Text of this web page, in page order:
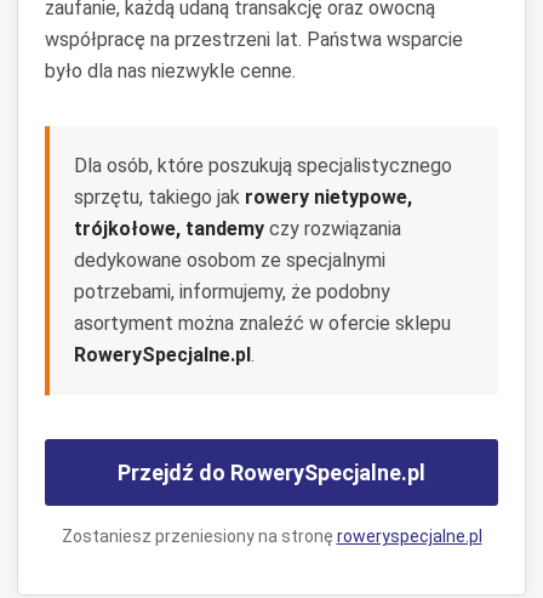
zaufanie, każdą udaną transakcję oraz owocną
współpracę na przestrzeni lat. Państwa wsparcie
było dla nas niezwykle cenne.
Dla osób, które poszukują specjalistycznego
sprzętu, takiego jak rowery nietypowe,
trójkołowe, tandemy czy rozwiązania
dedykowane osobom ze specjalnymi
potrzebami, informujemy, że podobny
asortyment można znaleźć w ofercie sklepu
RowerySpecjalne.pl.
Przejdź do RowerySpecjalne.pl
Zostaniesz przeniesiony na stronę roweryspecjalne.pl